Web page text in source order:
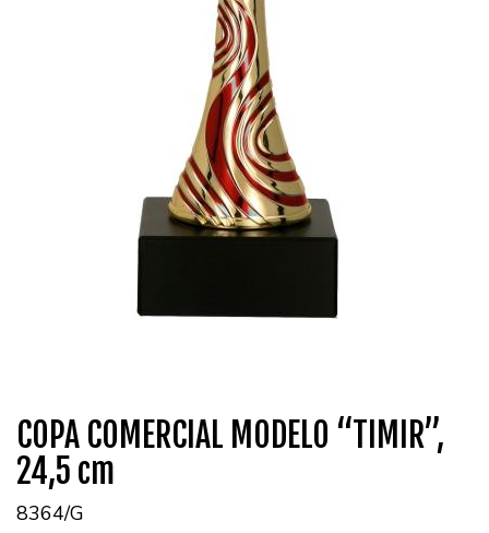
COPA COMERCIAL MODELO “TIMIR”,
24,5 cm
8364/G